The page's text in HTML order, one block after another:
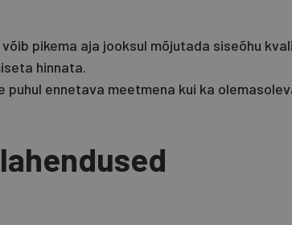
pikema aja jooksul mõjutada siseõhu
hinnata.
ennetava meetmena kui ka